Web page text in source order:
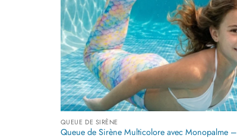
QUEUE DE SIRÈNE
Queue de Sirène Multicolore avec Monopalme –